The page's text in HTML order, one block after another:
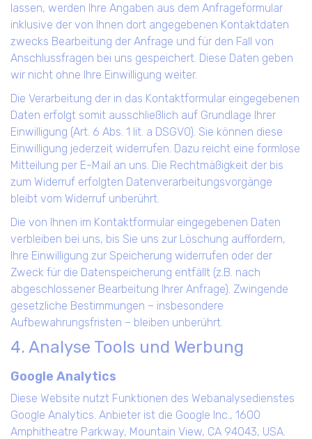
lassen, werden Ihre Angaben aus dem Anfrageformular
inklusive der von Ihnen dort angegebenen Kontaktdaten
zwecks Bearbeitung der Anfrage und für den Fall von
Anschlussfragen bei uns gespeichert. Diese Daten geben
wir nicht ohne Ihre Einwilligung weiter.
Die Verarbeitung der in das Kontaktformular eingegebenen
Daten erfolgt somit ausschließlich auf Grundlage Ihrer
Einwilligung (Art. 6 Abs. 1 lit. a DSGVO). Sie können diese
Einwilligung jederzeit widerrufen. Dazu reicht eine formlose
Mitteilung per E-Mail an uns. Die Rechtmäßigkeit der bis
zum Widerruf erfolgten Datenverarbeitungsvorgänge
bleibt vom Widerruf unberührt.
Die von Ihnen im Kontaktformular eingegebenen Daten
verbleiben bei uns, bis Sie uns zur Löschung auffordern,
Ihre Einwilligung zur Speicherung widerrufen oder der
Zweck für die Datenspeicherung entfällt (z.B. nach
abgeschlossener Bearbeitung Ihrer Anfrage). Zwingende
gesetzliche Bestimmungen – insbesondere
Aufbewahrungsfristen – bleiben unberührt.
4. Analyse Tools und Werbung
Google Analytics
Diese Website nutzt Funktionen des Webanalysedienstes
Google Analytics. Anbieter ist die Google Inc., 1600
Amphitheatre Parkway, Mountain View, CA 94043, USA.